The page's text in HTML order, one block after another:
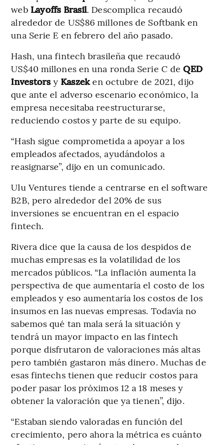
web Layoffs Brasil. Descomplica recaudó
alrededor de US$86 millones de Softbank en
una Serie E en febrero del año pasado.
Hash, una fintech brasileña que recaudó
US$40 millones en una ronda Serie C deQED
Investorsy Kaszeken octubre de 2021, dijo
que ante el adverso escenario económico, la
empresa necesitaba reestructurarse,
reduciendo costos y parte de su equipo.
“Hash sigue comprometida a apoyar a los
empleados afectados, ayudándolos a
reasignarse”, dijo en un comunicado.
Ulu Ventures tiende a centrarse en el software
B2B, pero alrededor del 20% de sus
inversiones se encuentran en el espacio
fintech.
Rivera dice que la causa de los despidos de
muchas empresas es la volatilidad de los
mercados públicos. “La inflación aumenta la
perspectiva de que aumentaría el costo de los
empleados y eso aumentaría los costos de los
insumos en las nuevas empresas. Todavía no
sabemos qué tan mala será la situación y
tendrá un mayor impacto en las fintech
porque disfrutaron de valoraciones más altas
pero también gastaron más dinero. Muchas de
esas fintechs tienen que reducir costos para
poder pasar los próximos 12 a 18 meses y
obtener la valoración que ya tienen”, dijo.
“Estaban siendo valoradas en función del
crecimiento, pero ahora la métrica es cuánto